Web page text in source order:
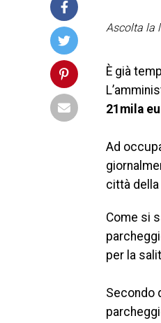
Ascolta la
È già
21mila
Ad
città
Come si
per la
Secondo